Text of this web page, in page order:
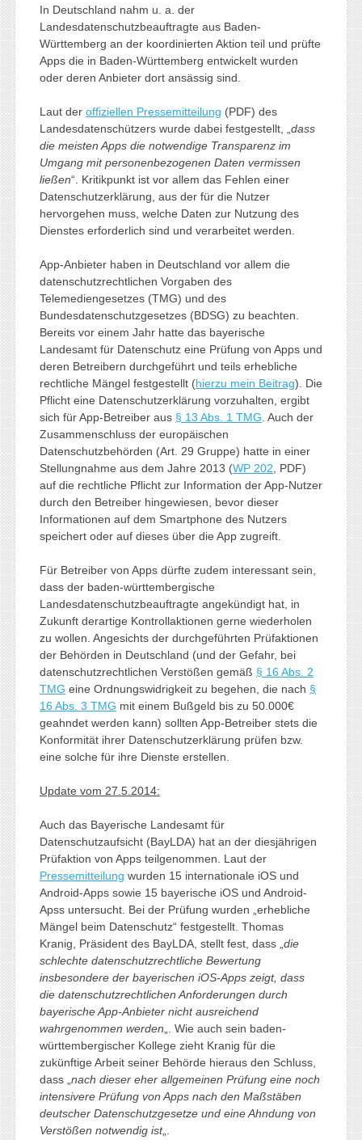
In Deutschland nahm u. a. der
Landesdatenschutzbeauftragte aus Baden-
Württemberg an der koordinierten Aktion teil und prüfte
Apps die in Baden-Württemberg entwickelt wurden
oder deren Anbieter dort ansässig sind.
Laut der offiziellen Pressemitteilung (PDF) des
Landesdatenschützers wurde dabei festgestellt, „ dass
die meisten Apps die notwendige Transparenz im
Umgang mit personenbezogenen Daten vermissen
ließen“. Kritikpunkt ist vor allem das Fehlen einer
Datenschutzerklärung, aus der für die Nutzer
hervorgehen muss, welche Daten zur Nutzung des
Dienstes erforderlich sind und verarbeitet werden.
App-Anbieter haben in Deutschland vor allem die
datenschutzrechtlichen Vorgaben des
Telemediengesetzes (TMG) und des
Bundesdatenschutzgesetzes (BDSG) zu beachten.
Bereits vor einem Jahr hatte das bayerische
Landesamt für Datenschutz eine Prüfung von Apps und
deren Betreibern durchgeführt und teils erhebliche
rechtliche Mängel festgestellt (hierzu mein Beitrag). Die
Pflicht eine Datenschutzerklärung vorzuhalten, ergibt
sich für App-Betreiber aus § 13 Abs. 1 TMG . Auch der
Zusammenschluss der europäischen
Datenschutzbehörden (Art. 29 Gruppe) hatte in einer
Stellungnahme aus dem Jahre 2013 (WP 202 , PDF)
auf die rechtliche Pflicht zur Information der App-Nutzer
durch den Betreiber hingewiesen, bevor dieser
Informationen auf dem Smartphone des Nutzers
speichert oder auf dieses über die App zugreift.
Für Betreiber von Apps dürfte zudem interessant sein,
dass der baden-württembergische
Landesdatenschutzbeauftragte angekündigt hat, in
Zukunft derartige Kontrollaktionen gerne wiederholen
zu wollen. Angesichts der durchgeführten Prüfaktionen
der Behörden in Deutschland (und der Gefahr, bei
datenschutzrechtlichen Verstößen gemäß § 16 Abs. 2
TMG eine Ordnungswidrigkeit zu begehen, die nach §
16 Abs. 3 TMG mit einem Bußgeld bis zu 50.000€
geahndet werden kann) sollten App-Betreiber stets die
Konformität ihrer Datenschutzerklärung prüfen bzw.
eine solche für ihre Dienste erstellen.
Update vom 27.5.2014:
Auch das Bayerische Landesamt für
Datenschutzaufsicht (BayLDA) hat an der diesjährigen
Prüfaktion von Apps teilgenommen. Laut der
Pressemitteilung wurden 15 internationale iOS und
Android-Apps sowie 15 bayerische iOS und Android-
Apss untersucht. Bei der Prüfung wurden „erhebliche
Mängel beim Datenschutz“ festgestellt. Thomas
Kranig, Präsident des BayLDA, stellt fest, dass „ die
schlechte datenschutzrechtliche Bewertung
insbesondere der bayerischen iOS-Apps zeigt, dass
die datenschutzrechtlichen Anforderungen durch
bayerische App-Anbieter nicht ausreichend
wahrgenommen werden „. Wie auch sein baden-
württembergischer Kollege zieht Kranig für die
zukünftige Arbeit seiner Behörde hieraus den Schluss,
dass „ nach dieser eher allgemeinen Prüfung eine noch
intensivere Prüfung von Apps nach den Maßstäben
deutscher Datenschutzgesetze und eine Ahndung von
Verstößen notwendig ist„.